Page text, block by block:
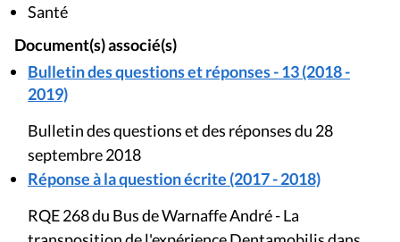
Santé
Document(s) associé(s)
Bulletin des questions et réponses - 13 (2018 -
2019)
Bulletin des questions et des réponses du 28
septembre 2018
Réponse à la question écrite (2017 - 2018)
RQE 268 du Bus de Warnaffe André - La